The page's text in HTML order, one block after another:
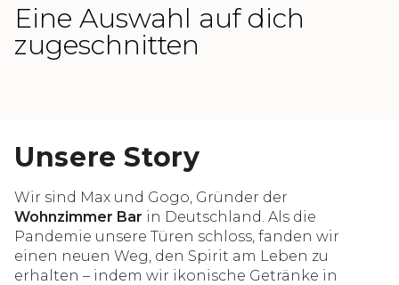
Eine Auswahl auf dich
zugeschnitten
Unsere Story
Wir sind Max und Gogo, Gründer der
Wohnzimmer Bar in Deutschland. Als die
Pandemie unsere Türen schloss, fanden wir
einen neuen Weg, den Spirit am Leben zu
erhalten – indem wir ikonische Getränke in